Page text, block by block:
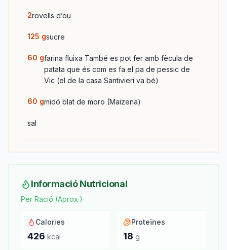
2rovells d’ou
125 gsucre
60 gfarina fluixa També es pot fer amb fècula de
patata que és com es fa el pa de pessic de
Vic (el de la casa Santivieri va bé)
60 gmidó blat de moro (Maizena)
sal
Informació Nutricional
Per Ració (Aprox.)
Calories
426 kcal
Proteïnes
18 g